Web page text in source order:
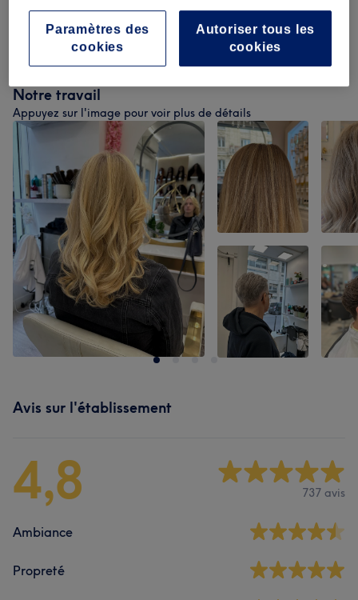
Enfant - Coupe De Cheveux Et Coiffure (1)
Notre travail
Appuyez sur l'image pour voir plus de détails
Avis sur l'établissement
4,8 737 avis
Ambiance
Propreté
Autoriser tous les
cookies
Paramètres des
cookies